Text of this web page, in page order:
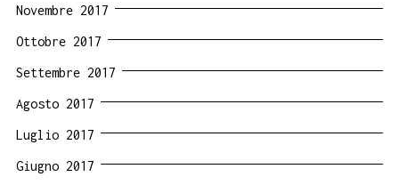
Novembre 2017
Ottobre 2017
Settembre 2017
Agosto 2017
Luglio 2017
Giugno 2017